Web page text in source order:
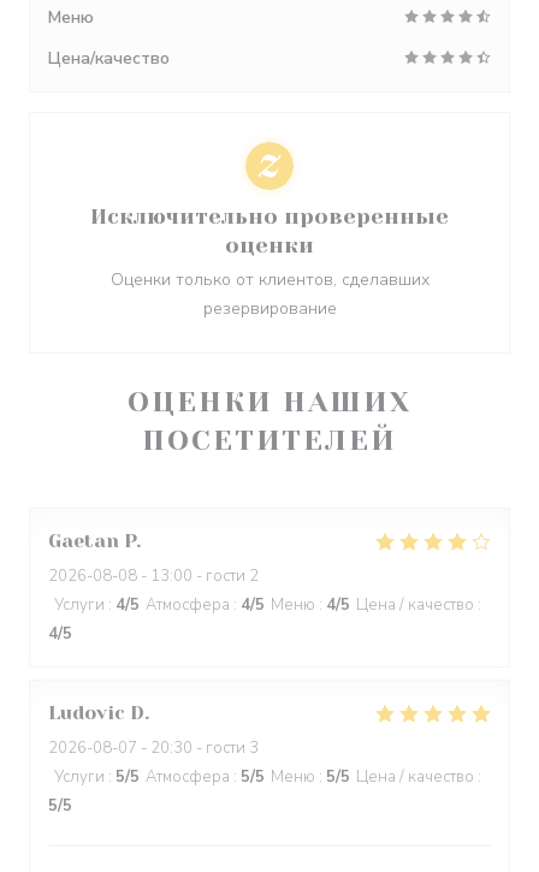
ОЦЕНКИ НАШИХ
ПОСЕТИТЕЛЕЙ
Gaetan P
2026-08-08 - 13:00 - гости 2
Услуги : 4/5 Атмосфера : 4/5 Меню : 4/5 Цена / качество :
4/5
Ludovic D
2026-08-07 - 20:30 - гости 3
Услуги : 5/5 Атмосфера : 5/5 Меню : 5/5 Цена / качество :
5/5
Меню
Цена/качество
Исключительно проверенные
оценки
Оценки только от клиентов, сделавших
резервирование